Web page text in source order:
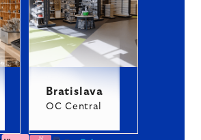
Bratislava
OC Central